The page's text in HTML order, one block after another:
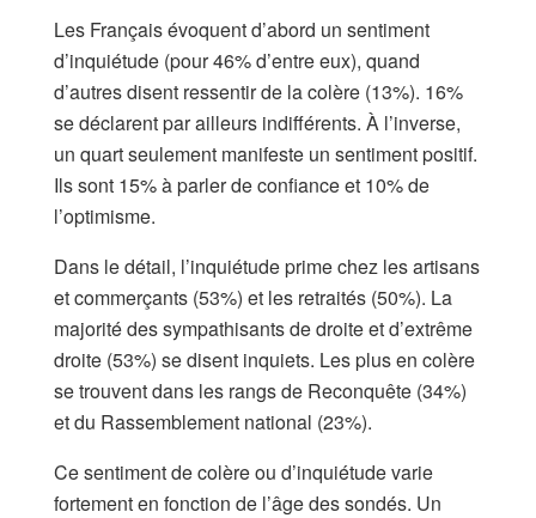
Les Français évoquent d’abord un sentiment
d’inquiétude (pour 46% d’entre eux), quand
d’autres disent ressentir de la colère (13%). 16%
se déclarent par ailleurs indifférents. À l’inverse,
un quart seulement manifeste un sentiment positif.
Ils sont 15% à parler de confiance et 10% de
l’optimisme.
Dans le détail, l’inquiétude prime chez les artisans
et commerçants (53%) et les retraités (50%). La
majorité des sympathisants de droite et d’extrême
droite (53%) se disent inquiets. Les plus en colère
se trouvent dans les rangs de Reconquête (34%)
et du Rassemblement national (23%).
Ce sentiment de colère ou d’inquiétude varie
fortement en fonction de l’âge des sondés. Un